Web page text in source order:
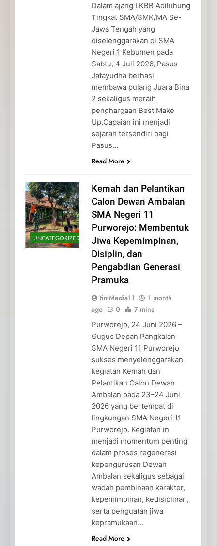
Dalam ajang LKBB Adiluhung
Tingkat SMA/SMK/MA Se-
Jawa Tengah yang
diselenggarakan di SMA
Negeri 1 Kebumen pada
Sabtu, 4 Juli 2026, Pasus
Jatayudha berhasil
membawa pulang Juara Bina
2 sekaligus meraih
penghargaan Best Make
Up.Capaian ini menjadi
sejarah tersendiri bagi
Pasus…
Read More
UNCATEGORIZED
Kemah dan Pelantikan
Calon Dewan Ambalan
SMA Negeri 11
Purworejo: Membentuk
Jiwa Kepemimpinan,
Disiplin, dan
Pengabdian Generasi
Pramuka
timMedia11
1 month
ago
0 7 mins
Purworejo, 24 Juni 2026 –
Gugus Depan Pangkalan
SMA Negeri 11 Purworejo
sukses menyelenggarakan
kegiatan Kemah dan
Pelantikan Calon Dewan
Ambalan pada 23–24 Juni
2026 yang bertempat di
lingkungan SMA Negeri 11
Purworejo. Kegiatan ini
menjadi momentum penting
dalam proses regenerasi
kepengurusan Dewan
Ambalan sekaligus sebagai
wadah pembinaan karakter,
kepemimpinan, kedisiplinan,
serta penguatan jiwa
kepramukaan…
Read More